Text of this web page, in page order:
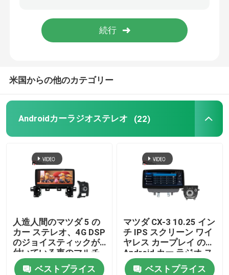
デジタル ダッシュの集り
米国からの他のカテゴリー
Androidカーラジオステレオ (22)
人造人間のマツダ 5 の
カー ステレオ、4G DSP
のジョイスティックが
付いている車のマルチ
メディア プレーヤー
ベストプライス
マツダ CX-3 10.25 イン
チ IPS スクリーン ワイ
ヤレス カープレイ の
Android カー ラジオ ス
テレオ
ベストプライス